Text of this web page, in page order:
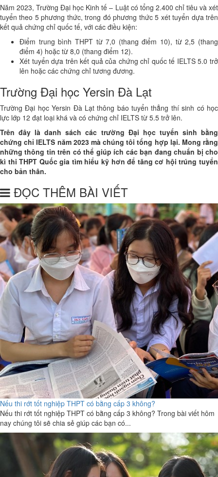
Năm 2023, Trường Đại học Kinh tế – Luật có tổng 2.400 chỉ tiêu và xét
tuyển theo 5 phương thức, trong đó phương thức 5 xét tuyển dựa trên
kết quả chứng chỉ quốc tế, với các điều kiện:
Điểm trung bình THPT từ 7,0 (thang điểm 10), từ 2,5 (thang
điểm 4) hoặc từ 8,0 (thang điểm 12).
Xét tuyển dựa trên kết quả của chứng chỉ quốc tế IELTS 5.0 trở
lên hoặc các chứng chỉ tương đương.
Trường Đại học Yersin Đà Lạt
Trường Đại học Yersin Đà Lạt thông báo tuyển thẳng thí sinh có học
lực lớp 12 đạt loại khá và có chứng chỉ IELTS từ 5.5 trở lên.
Trên đây là danh sách các trường Đại học tuyển sinh bằng
chứng chỉ IELTS năm 2023 mà chúng tôi tổng hợp lại. Mong rằng
những thông tin trên có thể giúp ích các bạn đang chuẩn bị cho
kì thi THPT Quốc gia tìm hiểu kỹ hơn để tăng cơ hội trúng tuyển
cho bản thân.
ĐỌC THÊM BÀI VIẾT
Nếu thi rớt tốt nghiệp THPT có bằng cấp 3 không?
Nếu thi rớt tốt nghiệp THPT có bằng cấp 3 không? Trong bài viết hôm
nay chúng tôi sẽ chia sẻ giúp các bạn có...